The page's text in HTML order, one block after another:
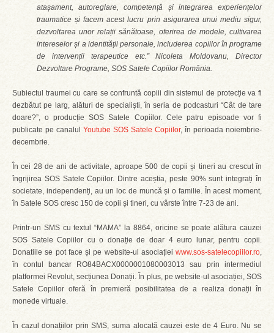
atașament, autoreglare, competență și integrarea experiențelor
traumatice și facem acest lucru prin asigurarea unui mediu sigur,
dezvoltarea unor relații sănătoase, oferirea de modele, cultivarea
intereselor și a identității personale, includerea copiilor în programe
de intervenții terapeutice etc.” Nicoleta Moldovanu, Director
Dezvoltare Programe, SOS Satele Copiilor România.
Subiectul traumei cu care se confruntă copiii din sistemul de protecție va fi
dezbătut pe larg, alături de specialiști, în seria de podcasturi “Cât de tare
doare?”, o producție SOS Satele Copiilor. Cele patru episoade vor fi
publicate pe canalul Youtube SOS Satele Copiilor, în perioada noiembrie-
decembrie.
În cei 28 de ani de activitate, aproape 500 de copii și tineri au crescut în
îngrijirea SOS Satele Copiilor. Dintre aceștia, peste 90% sunt integrați în
societate, independenți, au un loc de muncă și o familie. În acest moment,
în Satele SOS cresc 150 de copii și tineri, cu vârste între 7-23 de ani.
Printr-un SMS cu textul “MAMA” la 8864, oricine se poate alătura cauzei
SOS Satele Copiilor cu o donație de doar 4 euro lunar, pentru copii.
Donatiile se pot face și pe website-ul asociației www.sos-satelecopiilor.ro,
în contul bancar RO84BACX0000001080003013 sau prin intermediul
platformei Revolut, secțiunea Donații. În plus, pe website-ul asociației, SOS
Satele Copiilor oferă în premieră posibilitatea de a realiza donații în
monede virtuale.
În cazul donațiilor prin SMS, suma alocată cauzei este de 4 Euro. Nu se